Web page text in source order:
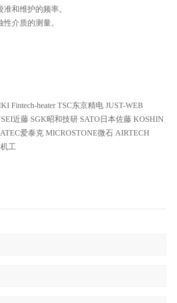
和维护的频率。
介质的测量。
heater TSC东京精电 JUST-WEB
近藤 SGK昭和技研 SATO日本佐藤 KOSHIN
爱泰克 MICROSTONE微石 AIRTECH
工